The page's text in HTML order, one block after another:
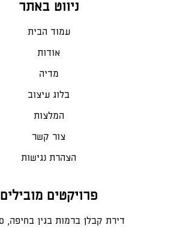
ניווט באתר
עמוד הבית
אודות
מדיה
בלוג עיצוב
המלצות
צור קשר
הצהרת נגישות
פרויקטים מובילים
דירת קבלן ברמות בגין בחיפה, 130 מ"ר